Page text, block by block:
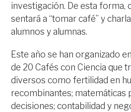
investigación. De esta forma,
sentará a “tomar café” y
alumnos y alumnas.
Este año se han organizado
de 20 Cafés con Ciencia que
diversos como fertilidad en
recombinantes; matemáticas
decisiones; contabilidad y